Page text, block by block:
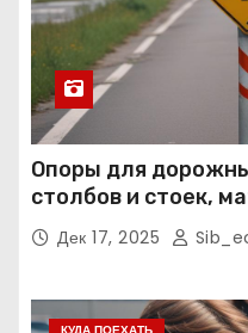
Опоры для
столбов и стоек,
нормативные
Дек 17, 2025